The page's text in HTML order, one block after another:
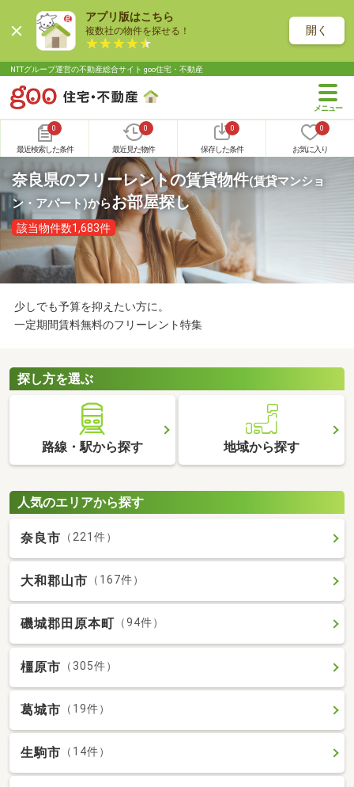
アプリ版はこちら
複数社の物件を探せる！ 開く
NTTグループ運営の不動産総合サイト goo住宅・不動産
0
最近検索した条件
0
最近見た物件
0
保存した条件
0
お気に入り
奈良県のフリーレントの賃貸物件(賃貸マンショ
ン・アパート)からお部屋探し
該当物件数1,683件
少しでも予算を抑えたい方に。
一定期間賃料無料のフリーレント特集
探し方を選ぶ
路線・駅から探す 地域から探す
人気のエリアから探す
奈良市 （221件）
大和郡山市 （167件）
磯城郡田原本町 （94件）
橿原市 （305件）
葛城市 （19件）
生駒市 （14件）